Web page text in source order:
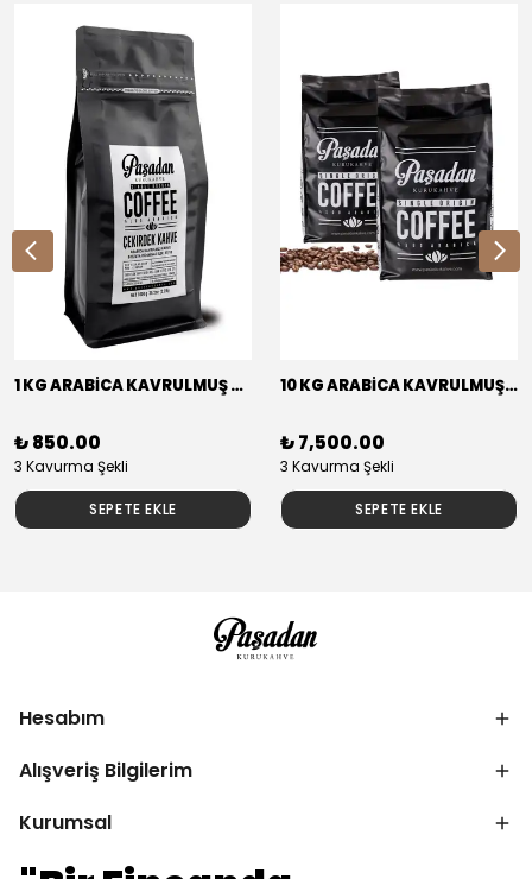
1 KG ARABİCA KAVRULMUŞ KAHVE BRAZİLYA RİO MİNAS ELEK. 17/18 NY2/3
₺ 850.00
3 Kavurma Şekli
SEPETE EKLE
10 KG ARABİCA KAVRULMUŞ KAHVE BRAZİLYA RİO MİNAS ELEK. 17/18 NY2/3
₺ 7,500.00
3 Kavurma Şekli
SEPETE EKLE
Hesabım
Alışveriş Bilgilerim
Kurumsal